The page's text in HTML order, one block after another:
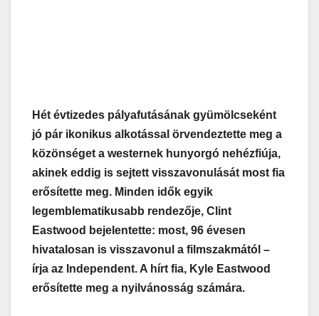
Hét évtizedes pályafutásának gyümölcseként
jó pár ikonikus alkotással örvendeztette meg a
közönséget a westernek hunyorgó nehézfiúja,
akinek eddig is sejtett visszavonulását most fia
erősítette meg. Minden idők egyik
legemblematikusabb rendezője, Clint
Eastwood bejelentette: most, 96 évesen
hivatalosan is visszavonul a filmszakmától –
írja az Independent. A hírt fia, Kyle Eastwood
erősítette meg a nyilvánosság számára.